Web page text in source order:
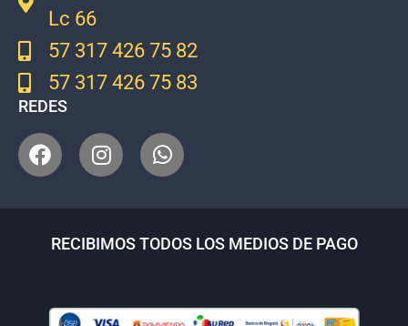
Lc 66
57 317 426 75 82
57 317 426 75 83
REDES
RECIBIMOS TODOS LOS MEDIOS DE PAGO